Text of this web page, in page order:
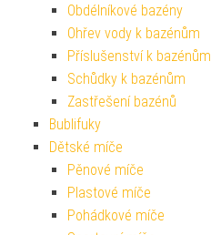
Obdélníkové bazény
Ohřev vody k bazénům
Příslušenství k bazénům
Schůdky k bazénům
Zastřešení bazénů
Bublifuky
Dětské míče
Pěnové míče
Plastové míče
Pohádkové míče